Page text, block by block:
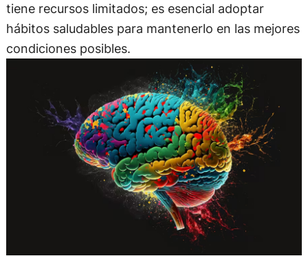
tiene recursos limitados; es esencial adoptar
hábitos saludables para mantenerlo en las mejores
condiciones posibles.